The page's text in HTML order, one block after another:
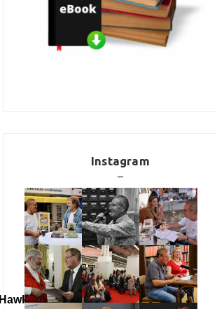
Hawkingig –
Instagram